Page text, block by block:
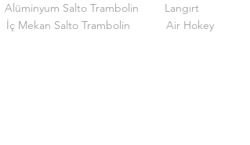
Alüminyum Salto Trambolin
İç Mekan Salto Trambolin
Langırt
Air Hokey